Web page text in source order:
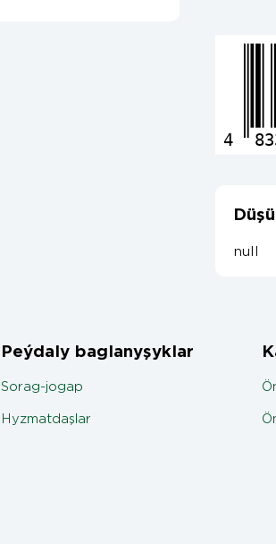
4
null
Peýdaly baglanyşyklar
Sorag-jogap
Hyzmatdaşlar